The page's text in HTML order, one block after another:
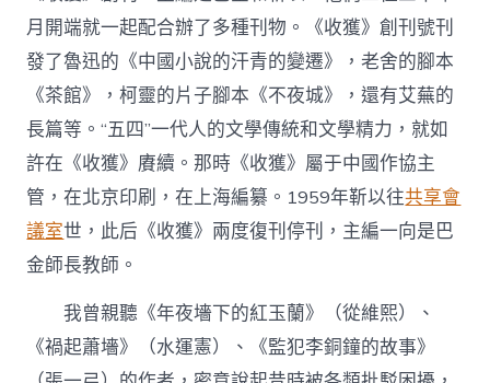
月開端就一起配合辦了多種刊物。《收獲》創刊號刊
發了魯迅的《中國小說的汗青的變遷》，老舍的腳本
《茶館》，柯靈的片子腳本《不夜城》，還有艾蕪的
長篇等。“五四”一代人的文學傳統和文學精力，就如
許在《收獲》賡續。那時《收獲》屬于中國作協主
管，在北京印刷，在上海編纂。1959年靳以往共享會
議室世，此后《收獲》兩度復刊停刊，主編一向是巴
金師長教師。
我曾親聽《年夜墻下的紅玉蘭》（從維熙）、
《禍起蕭墻》（水運憲）、《監犯李銅鐘的故事》